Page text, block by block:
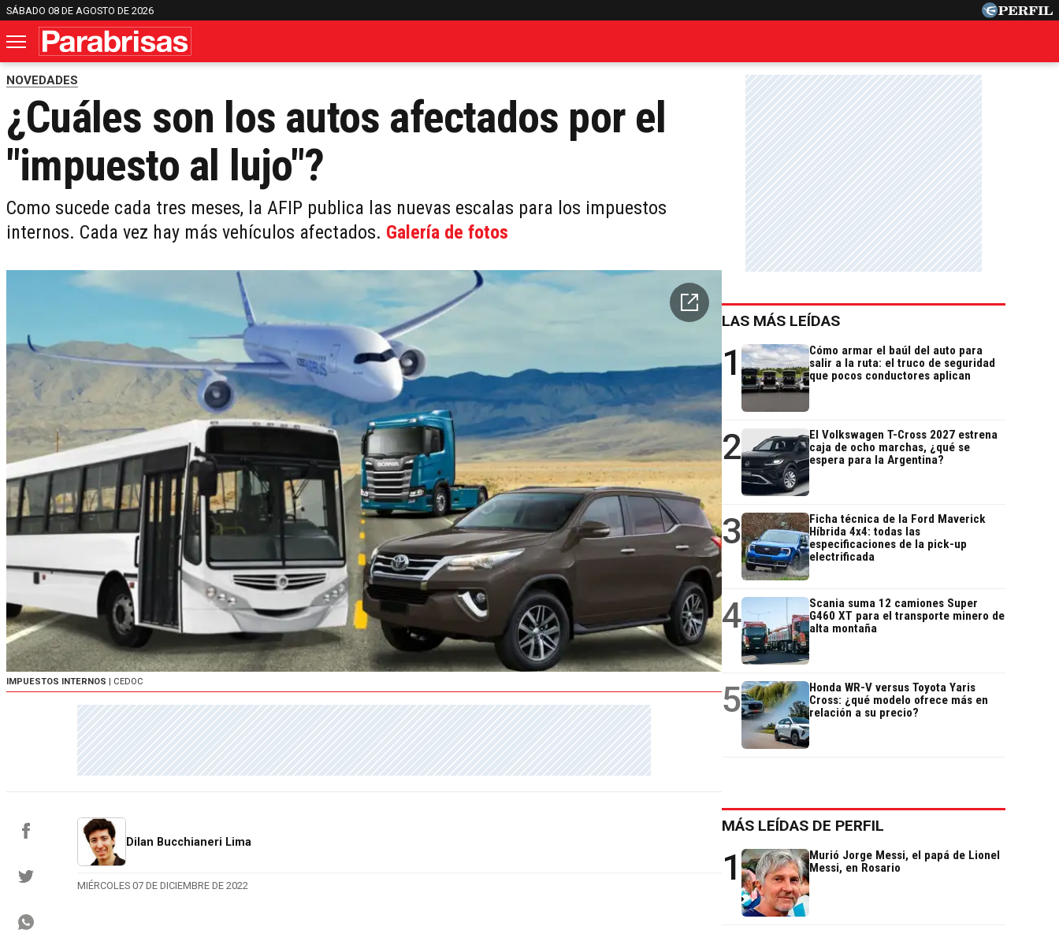
SÁBADO 08 DE AGOSTO DE 2026
NOVEDADES
¿Cuáles son los autos afectados por el
"impuesto al lujo"?
Como sucede cada tres meses, la AFIP publica las nuevas escalas para los impuestos
internos. Cada vez hay más vehículos afectados. Galería de fotos
IMPUESTOS INTERNOS | CEDOC
Dilan Bucchianeri Lima
MIÉRCOLES 07 DE DICIEMBRE DE 2022
LAS MÁS LEÍDAS
1
Cómo armar el baúl del auto para
salir a la ruta: el truco de seguridad
que pocos conductores aplican
2
El Volkswagen T-Cross 2027 estrena
caja de ocho marchas, ¿qué se
espera para la Argentina?
3
Ficha técnica de la Ford Maverick
Híbrida 4x4: todas las
especificaciones de la pick-up
electrificada
4
Scania suma 12 camiones Super
G460 XT para el transporte minero de
alta montaña
5
Honda WR-V versus Toyota Yaris
Cross: ¿qué modelo ofrece más en
relación a su precio?
MÁS LEÍDAS DE PERFIL
1
Murió Jorge Messi, el papá de Lionel
Messi, en Rosario